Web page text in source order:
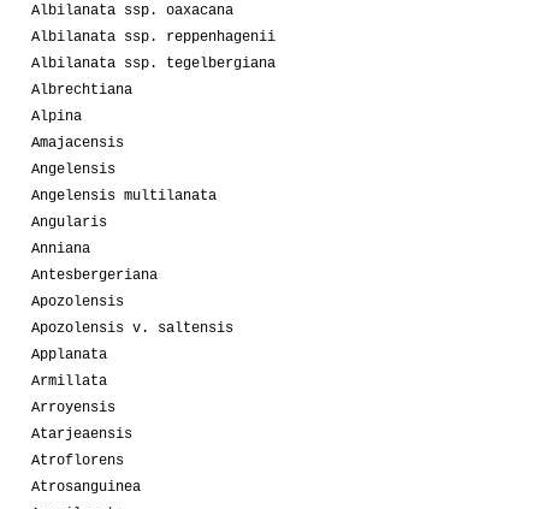
Albilanata ssp. oaxacana
Albilanata ssp. reppenhagenii
Albilanata ssp. tegelbergiana
Albrechtiana
Alpina
Amajacensis
Angelensis
Angelensis multilanata
Angularis
Anniana
Antesbergeriana
Apozolensis
Apozolensis v. saltensis
Applanata
Armillata
Arroyensis
Atarjeaensis
Atroflorens
Atrosanguinea